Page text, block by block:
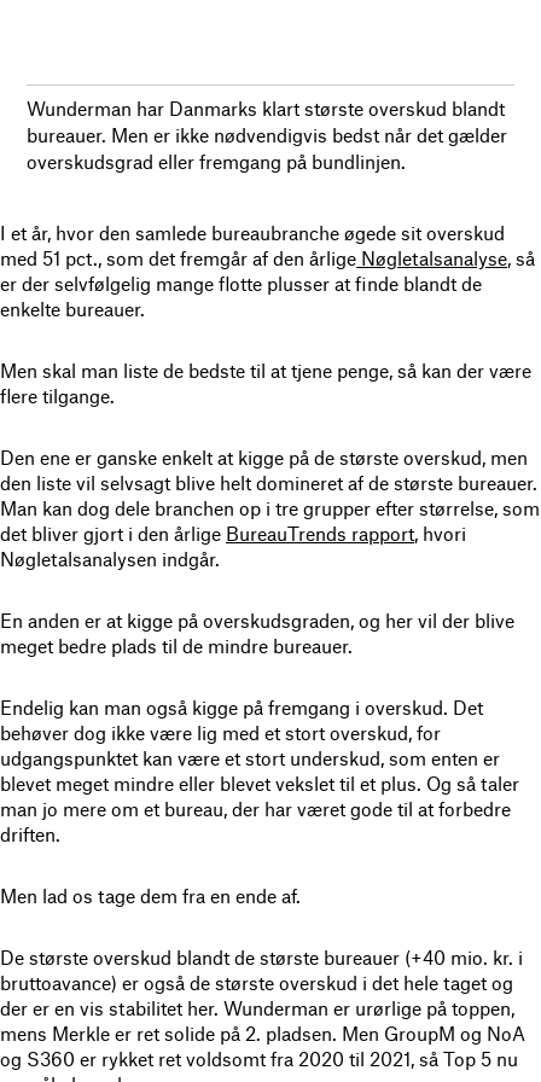
Wunderman har Danmarks klart største overskud blandt
bureauer. Men er ikke nødvendigvis bedst når det gælder
overskudsgrad eller fremgang på bundlinjen.
I et år, hvor den samlede bureaubranche øgede sit overskud
med 51 pct., som det fremgår af den årlige Nøgletalsanalyse, så
er der selvfølgelig mange flotte plusser at finde blandt de
enkelte bureauer.
Men skal man liste de bedste til at tjene penge, så kan der være
flere tilgange.
Den ene er ganske enkelt at kigge på de største overskud, men
den liste vil selvsagt blive helt domineret af de største bureauer.
Man kan dog dele branchen op i tre grupper efter størrelse, som
det bliver gjort i den årlige BureauTrends rapport, hvori
Nøgletalsanalysen indgår.
En anden er at kigge på overskudsgraden, og her vil der blive
meget bedre plads til de mindre bureauer.
Endelig kan man også kigge på fremgang i overskud. Det
behøver dog ikke være lig med et stort overskud, for
udgangspunktet kan være et stort underskud, som enten er
blevet meget mindre eller blevet vekslet til et plus. Og så taler
man jo mere om et bureau, der har været gode til at forbedre
driften.
Men lad os tage dem fra en ende af.
De største overskud blandt de største bureauer (+40 mio. kr. i
bruttoavance) er også de største overskud i det hele taget og
der er en vis stabilitet her. Wunderman er urørlige på toppen,
mens Merkle er ret solide på 2. pladsen. Men GroupM og NoA
og S360 er rykket ret voldsomt fra 2020 til 2021, så Top 5 nu